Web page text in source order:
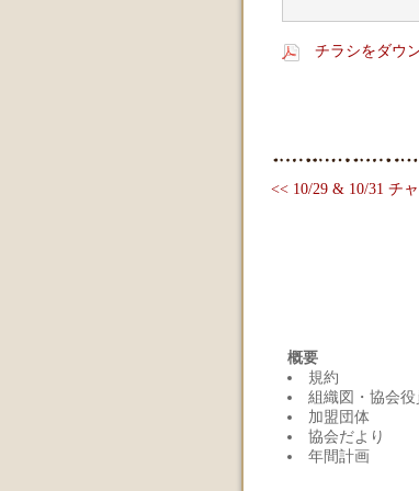
チラシをダウ
<< 10/29 & 10/31 チ
概要
規約
組織図・協会役
加盟団体
協会だより
年間計画